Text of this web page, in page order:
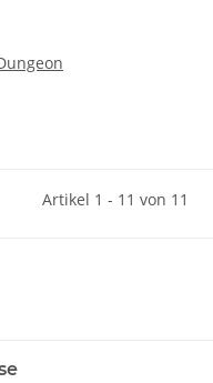
Artikel 1 - 11 von 11